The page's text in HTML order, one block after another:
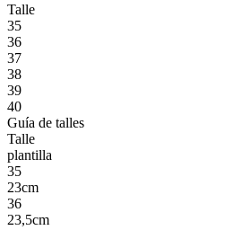
Talle
35
36
37
38
39
40
Guía de talles
Talle
plantilla
35
23cm
36
23,5cm